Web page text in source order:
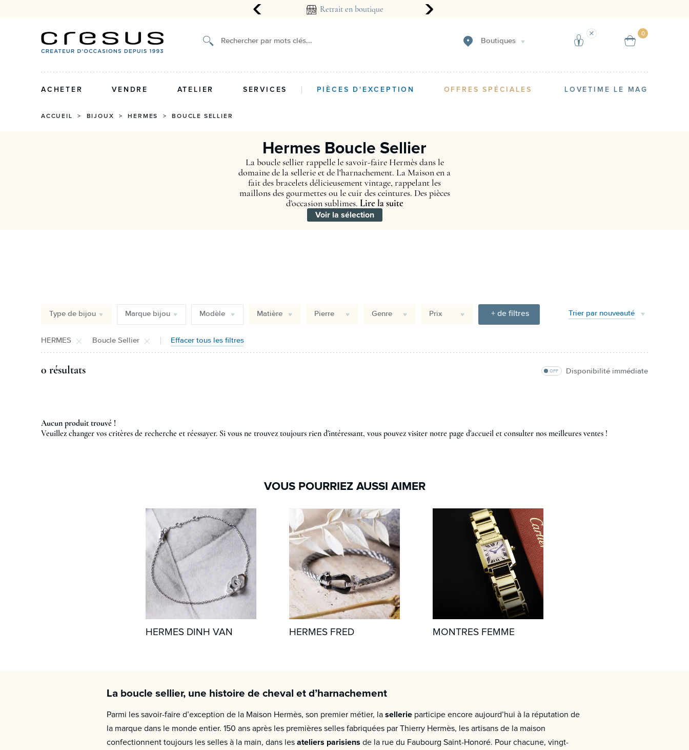
Authenticité certifiée et garantie 2 ans Retrait en boutique
Rechercher par mots clés... Boutiques
0
ACHETER VENDRE ATELIER SERVICES PIÈCES D'EXCEPTION OFFRES SPÉCIALES LOVETIME LE MAG
ACCUEIL > BIJOUX > HERMES > BOUCLE SELLIER
Hermes Boucle Sellier
La boucle sellier rappelle le savoir-faire Hermès dans le
domaine de la sellerie et de l'harnachement. La Maison en a
fait des bracelets délicieusement vintage, rappelant les
maillons des gourmettes ou le cuir des ceintures. Des pièces
d’occasion sublimes. Lire la suite
Voir la sélection
Type de bijou Marque bijou Modèle Matière Pierre Genre Prix + de filtres Trier par nouveauté
HERMES Boucle Sellier Effacer tous les filtres
Disponibilité immédiate
OFF
0 résultats
Aucun produit trouvé !
Veuillez changer vos critères de recherche et réessayer. Si vous ne trouvez toujours rien d'intéressant, vous pouvez visiter notre page d'accueil et consulter nos meilleures ventes !
VOUS POURRIEZ AUSSI AIMER
HERMES DINH VAN HERMES FRED MONTRES FEMME
La boucle sellier, une histoire de cheval et d’harnachement
Parmi les savoir-faire d’exception de la Maison Hermès, son premier métier, la sellerie participe encore aujourd’hui à la réputation de
la marque dans le monde entier. 150 ans après les premières selles fabriquées par Thierry Hermès, les artisans de la maison
confectionnent toujours les selles à la main, dans les ateliers parisiens de la rue du Faubourg Saint-Honoré. Pour chacune, vingt-